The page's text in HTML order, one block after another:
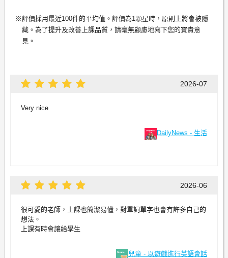
評價採用最近100件的平均值。評價為1顆星時，原則上將會被隱
藏。為了提升及改善上課品質，請毫無顧慮地寫下您的寶貴意
見。
2026-07
Very nice
DailyNews - 生活
2026-06
很可愛的老師，上課也簡潔易懂，對單詞單字也會有許多自己的
想法。
上課有時會讓給學生
兒童 - 以遊戲進行英語會話